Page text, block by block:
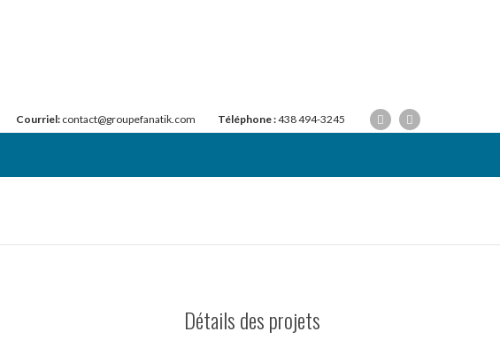
Courriel: contact@groupefanatik.com Téléphone :438 494-3245
Détails des projets